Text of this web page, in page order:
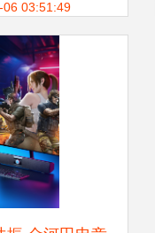
06 03:51:49